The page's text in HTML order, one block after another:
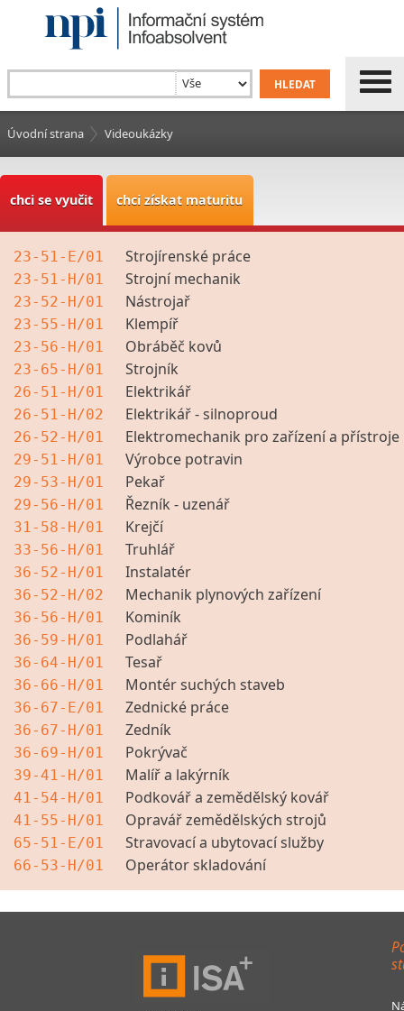
Úvodní strana Videoukázky
chci se vyučit chci získat maturitu
23-51-E/01 Strojírenské práce
23-51-H/01 Strojní mechanik
23-52-H/01 Nástrojař
23-55-H/01 Klempíř
23-56-H/01 Obráběč kovů
23-65-H/01 Strojník
26-51-H/01 Elektrikář
26-51-H/02 Elektrikář - silnoproud
26-52-H/01 Elektromechanik pro zařízení a přístroje
29-51-H/01 Výrobce potravin
29-53-H/01 Pekař
29-56-H/01 Řezník - uzenář
31-58-H/01 Krejčí
33-56-H/01 Truhlář
36-52-H/01 Instalatér
36-52-H/02 Mechanik plynových zařízení
36-56-H/01 Kominík
36-59-H/01 Podlahář
36-64-H/01 Tesař
36-66-H/01 Montér suchých staveb
36-67-E/01 Zednické práce
36-67-H/01 Zedník
36-69-H/01 Pokrývač
39-41-H/01 Malíř a lakýrník
41-54-H/01 Podkovář a zemědělský kovář
41-55-H/01 Opravář zemědělských strojů
65-51-E/01 Stravovací a ubytovací služby
66-53-H/01 Operátor skladování